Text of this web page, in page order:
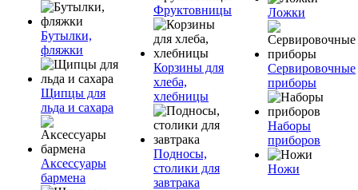
Бутылки,
фляжки
Щипцы для
льда и сахара
Аксессуары
бармена
Фруктовницы
Корзины для
хлеба,
хлебницы
Подносы,
столики для
завтрака
Ложки
Сервировочные
приборы
Наборы
приборов
Ножи